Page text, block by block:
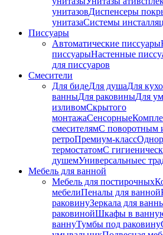
унитазовДиспенсеры
унитазаСистемы
Писсуары
Автоматические писсуары
писсуарыНастенные
для писсуаров
Смесители
Для бидеДля душаДля
ванныДля раковиныДля
изливомСкрытого
монтажаСенсорные
смесителямС поворотным
ретроПремиум-класс
термостатомС
душемУниверсальныес
Мебель для ванной
Мебель для постирочных
мебелиПеналы для ванной
раковинуЗеркала для
раковинойШкафы в
ваннуТумбы под раковину